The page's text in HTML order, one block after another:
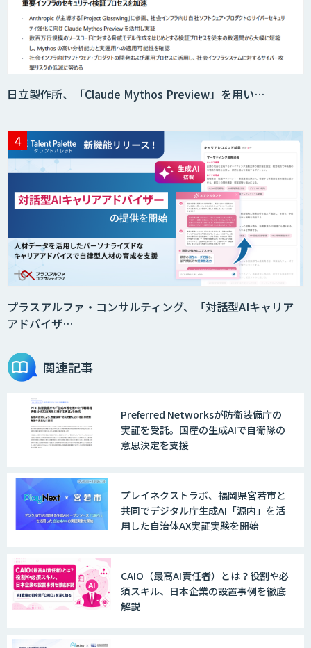
Web接客を進化させる対話型AIエージェ
ント「AI’mON for WEB」
AIエージェント構築支援サービス
スクレイプPro
SAT
DX推進のパートナーに「ジンベイ 生成
AI・DXコンサルティング」
JAPAN AI SALES
JAPAN AI MARKETING
ントが自動処理します 『Knowfa（ノウ
ファ）受注AIエージェント』
日立製作所、「Claude Mythos Preview」を用い…
プラスアルファ・コンサルティング、「対話型AIキャリア
アドバイザ…
関連記事
Preferred Networksが防衛装備庁の
実証を受託。国産の生成AIで自衛隊の
意思決定を支援
プレイネクストラボ、福岡県宮若市と
共同でデジタル庁生成AI「源内」を活
用した自治体AX実証実験を開始
CAIO（最高AI責任者）とは？役割や必
須スキル、日本企業の設置事例を徹底
解説